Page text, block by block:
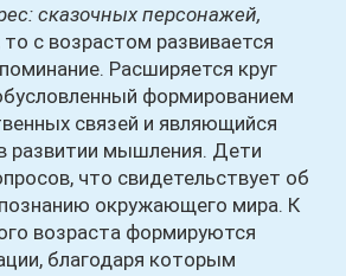
сказочных персонажей,
то с возрастом развивается
Расширяется круг
формированием
связей и являющийся
развитии мышления. Дети
что свидетельствует об
окружающего мира. К
возраста формируются
благодаря которым